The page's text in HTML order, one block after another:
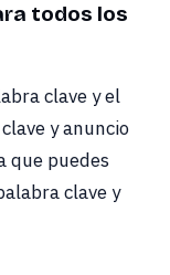
todos los
clave y el
y anuncio
que puedes
clave y